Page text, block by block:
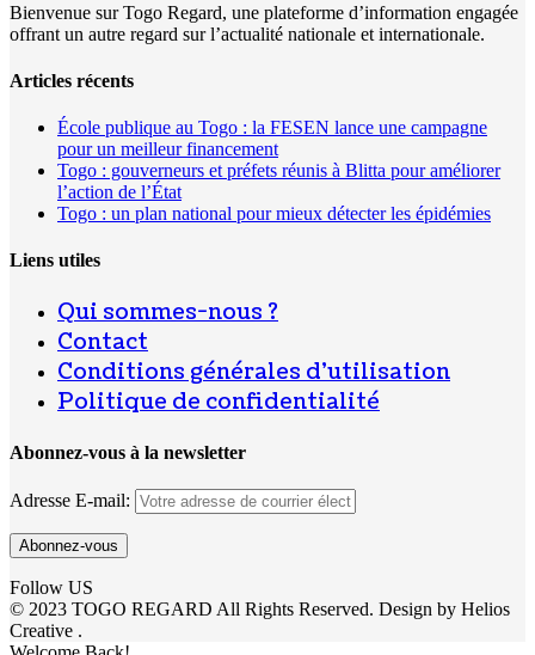
Bienvenue sur Togo Regard, une plateforme d’information engagée
offrant un autre regard sur l’actualité nationale et internationale.
Articles récents
École publique au Togo : la FESEN lance une campagne
pour un meilleur financement
Togo : gouverneurs et préfets réunis à Blitta pour améliorer
l’action de l’État
Togo : un plan national pour mieux détecter les épidémies
Liens utiles
Qui sommes-nous ?
Contact
Conditions générales d’utilisation
Politique de confidentialité
Abonnez-vous à la newsletter
Adresse E-mail:
Follow US
© 2023 TOGO REGARD All Rights Reserved. Design by Helios
Creative .